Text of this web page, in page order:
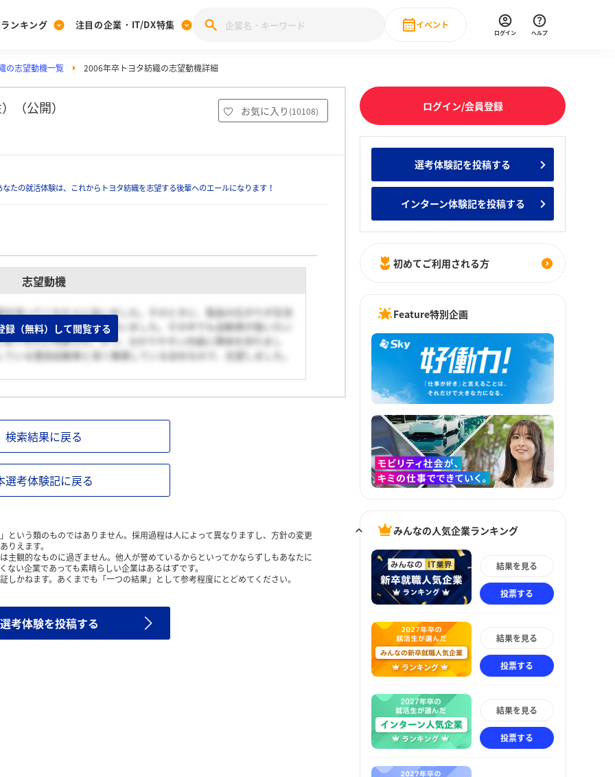
[27卒] 本選考体験記投稿キャンペーン
ンキング
みんなの新卒就職人気企業ランキング みんなのインターン人気企業ランキ
注目の企業・IT/DX特集
28卒 IT・DX現場社員インタビュー
イベント
直近のイベント一覧
ログイン ヘルプ
の志望動機一覧 2006年卒トヨタ紡織の志望動機詳細
（公開） お気に入り (10108)
たの就活体験は、これからトヨタ紡織を志望する後輩へのエールになります！
志望動機
持ってくれた人に会いました。そのときに、製品の広がりが交流
ていく仕事がしたいと思いました。その中でも自動車が扱いたい
くの人に判断され、かつ、分かりやすい内装に興味を持ちまし
いる豊田自動車と深く関連している会社なので、志望しました。
録（無料）して閲覧する
検索結果に戻る
選考体験記に戻る
という類のものではありません。採用過程は人によって異なりますし、方針の変更
りえます。
主観的なものに過ぎません。他人が誉めているからといってかならずしもあなたに
い企業であっても素晴らしい企業はあるはずです。
かねます。あくまでも「一つの結果」として参考程度にとどめてください。
考体験を投稿する
ログイン/会員登録
選考体験記を投稿する
インターン体験記を投稿する
初めてご利用される方
Feature特別企画
みんなの人気企業ランキング
結果を見る
投票する
結果を見る
投票する
結果を見る
投票する